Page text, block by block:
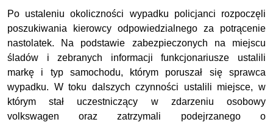
Po ustaleniu okoliczności wypadku policjanci rozpoczęli
poszukiwania kierowcy odpowiedzialnego za potrącenie
nastolatek. Na podstawie zabezpieczonych na miejscu
śladów i zebranych informacji funkcjonariusze ustalili
markę i typ samochodu, którym poruszał się sprawca
wypadku. W toku dalszych czynności ustalili miejsce, w
którym stał uczestniczący w zdarzeniu osobowy
volkswagen oraz zatrzymali podejrzanego o